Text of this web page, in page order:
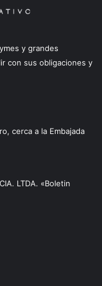
y grandes
con sus obligaciones y
cerca a la Embajada
LTDA. «Boletin